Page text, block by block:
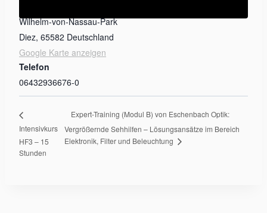
Wilhelm-von-Nassau-Park
Diez, 65582 Deutschland
Google Karte anzeigen
Telefon
06432936676-0
Intensivkurs
HF3 – 15
Stunden
Expert-Training (Modul B) von Eschenbach Optik:
Vergrößernde Sehhilfen – Lösungsansätze im Bereich
Elektronik, Filter und Beleuchtung